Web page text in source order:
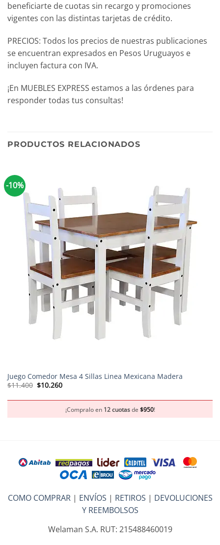
beneficiarte de cuotas sin recargo y promociones
vigentes con las distintas tarjetas de crédito.
PRECIOS: Todos los precios de nuestras publicaciones
se encuentran expresados en Pesos Uruguayos e
incluyen factura con IVA.
¡En MUEBLES EXPRESS estamos a las órdenes para
responder todas tus consultas!
PRODUCTOS RELACIONADOS
-10%
Juego Comedor Mesa 4 Sillas Linea Mexicana Madera
$11.400 El
$10.260El
$10.260.
¡Compralo en 12 cuotasde $950!
COMO COMPRAR| ENVÍOS | RETIROS | DEVOLUCIONES
Y REEMBOLSOS
Welaman S.A. RUT: 215488460019